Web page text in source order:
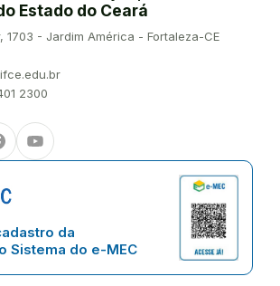
Estado do Ceará
1703 - Jardim América - Fortaleza-CE
2300
X Youtube
da
Sistema do e-MEC